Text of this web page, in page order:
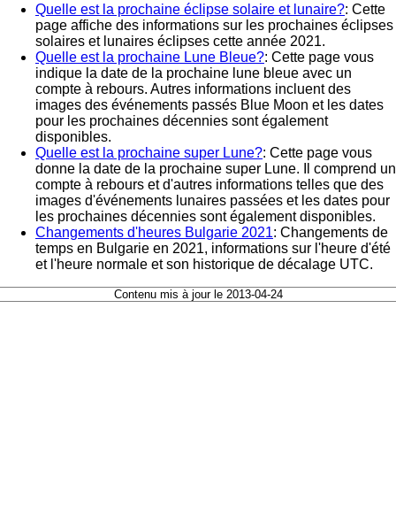
Quelle est la prochaine éclipse solaire et lunaire?: Cette
page affiche des informations sur les prochaines éclipses
solaires et lunaires éclipses cette année 2021.
Quelle est la prochaine Lune Bleue?: Cette page vous
indique la date de la prochaine lune bleue avec un
compte à rebours. Autres informations incluent des
images des événements passés Blue Moon et les dates
pour les prochaines décennies sont également
disponibles.
Quelle est la prochaine super Lune?: Cette page vous
donne la date de la prochaine super Lune. Il comprend un
compte à rebours et d'autres informations telles que des
images d'événements lunaires passées et les dates pour
les prochaines décennies sont également disponibles.
Changements d'heures Bulgarie 2021: Changements de
temps en Bulgarie en 2021, informations sur l'heure d'été
et l'heure normale et son historique de décalage UTC.
Contenu mis à jour le 2013-04-24